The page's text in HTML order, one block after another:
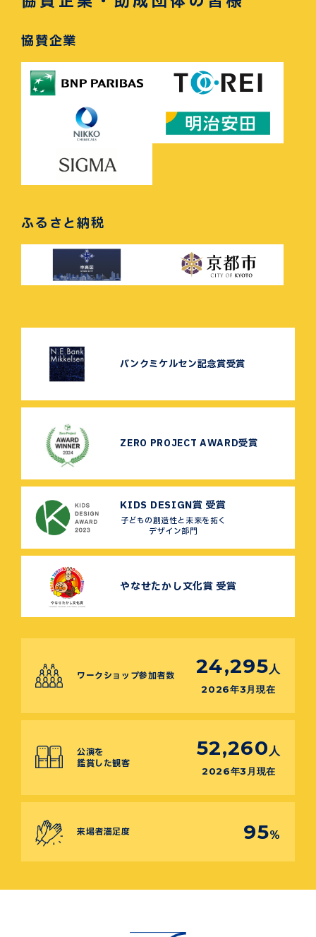
協賛企業
ふるさと納税
バンクミケルセン記念賞受賞
ZERO PROJECT AWARD受賞
KIDS DESIGN賞 受賞
子どもの創造性と未来を拓く
デザイン部門
やなせたかし文化賞 受賞
ワークショップ参加者数 24,295 人
2026年3月現在
公演を
鑑賞した観客
52,260 人
2026年3月現在
来場者満足度 95%